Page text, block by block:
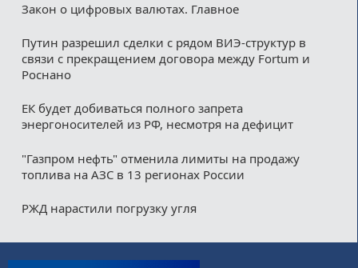
Закон о цифровых валютах. Главное
Путин разрешил сделки с рядом ВИЭ-структур в
связи с прекращением договора между Fortum и
Роснано
ЕК будет добиваться полного запрета
энергоносителей из РФ, несмотря на дефицит
"Газпром нефть" отменила лимиты на продажу
топлива на АЗС в 13 регионах России
РЖД нарастили погрузку угля